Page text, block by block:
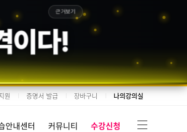
이다!
근거보기
원 증명서 발급 장바구니 나의강의실
안내센터 커뮤니티 수강신청